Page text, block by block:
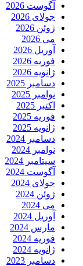
آگوست 2026
جولای 2026
ژوئن 2026
می 2026
آوریل 2026
فوریه 2026
ژانویه 2026
دسامبر 2025
نوامبر 2025
اکتبر 2025
فوریه 2025
ژانویه 2025
دسامبر 2024
نوامبر 2024
سپتامبر 2024
آگوست 2024
جولای 2024
ژوئن 2024
می 2024
آوریل 2024
مارس 2024
فوریه 2024
ژانویه 2024
دسامبر 2023